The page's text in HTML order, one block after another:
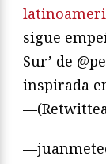
sigue
Sur’ de
inspirada